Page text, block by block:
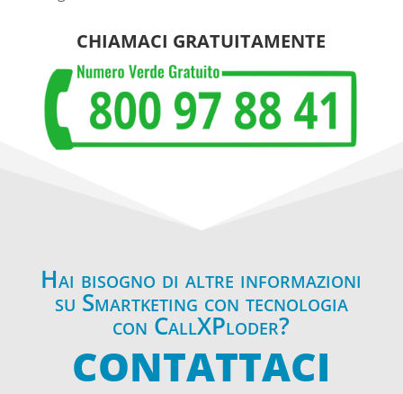
CHIAMACI GRATUITAMENTE
Hai bisogno di altre informazioni
su Smartketing con tecnologia
con CallXPloder?
CONTATTACI